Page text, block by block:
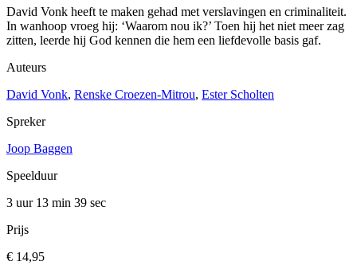
David Vonk heeft te maken gehad met verslavingen en criminaliteit.
In wanhoop vroeg hij: ‘Waarom nou ik?’ Toen hij het niet meer zag
zitten, leerde hij God kennen die hem een liefdevolle basis gaf.
Auteurs
David Vonk, Renske Croezen-Mitrou, Ester Scholten
Spreker
Joop Baggen
Speelduur
3 uur 13 min 39 sec
Prijs
€ 14,95